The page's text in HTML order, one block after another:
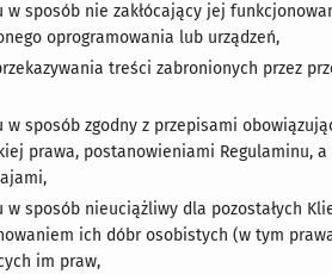
w sposób nie zakłócający jej
oprogramowania lub urządzeń,
treści zabronionych przez
w sposób zgodny z przepisami
prawa, postanowieniami Regulaminu,
w sposób nieuciążliwy dla pozostałych
ich dóbr osobistych (w tym
im praw,